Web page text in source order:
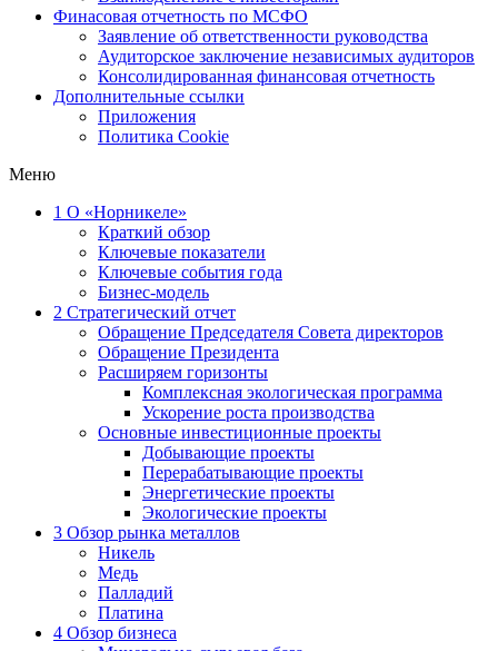
Финасовая отчетность по МСФО
Заявление об ответственности руководства
Аудиторское заключение независимых аудиторов
Консолидированная финансовая отчетность
Дополнительные ссылки
Приложения
Политика Cookie
Меню
1 О «Норникеле»
Краткий обзор
Ключевые показатели
Ключевые события года
Бизнес-модель
2 Стратегический отчет
Обращение Председателя Совета директоров
Обращение Президента
Расширяем горизонты
Комплексная экологическая программа
Ускорение роста производства
Основные инвестиционные проекты
Добывающие проекты
Перерабатывающие проекты
Энергетические проекты
Экологические проекты
3 Обзор рынка металлов
Никель
Медь
Палладий
Платина
4 Обзор бизнеса